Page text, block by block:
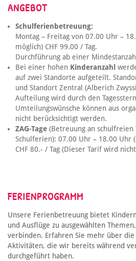
ANGEBOT
Schulferienbetreuung:
Montag – Freitag von 07.00 Uhr –
möglich) CHF 99.00 / Tag.
Durchführung ab einer
Bei einer hohen Kinderanzahl
auf zwei Standorte aufgeteilt.
und Standort Zentral (Alberich
Aufteilung wird durch den
Umteilungswünsche können aus
nicht berücksichtigt werden.
ZAG-Tage (Betreuung an schulfreien
Schulferien): 07.00 Uhr – 18.00 Uhr
CHF 80.- / Tag (Dieser Tarif wird
FERIENPROGRAMM
Unsere Ferienbetreuung bietet
und Ausflüge zu ausgewählten
verbinden. Erfahren Sie mehr über die
Aktivitäten, die wir bereits während
durchgeführt haben.